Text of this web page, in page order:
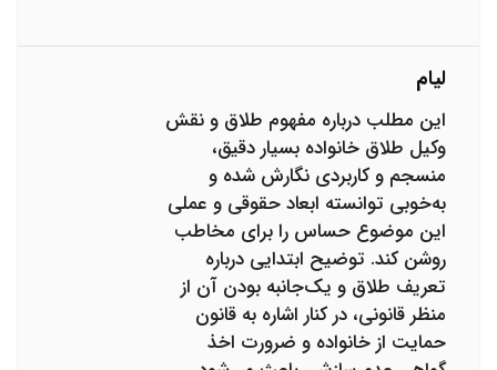
لیام
این مطلب درباره مفهوم طلاق و نقش
وکیل طلاق خانواده بسیار دقیق،
منسجم و کاربردی نگارش شده و
به‌خوبی توانسته ابعاد حقوقی و عملی
این موضوع حساس را برای مخاطب
روشن کند. توضیح ابتدایی درباره
تعریف طلاق و یک‌جانبه بودن آن از
منظر قانونی، در کنار اشاره به قانون
حمایت از خانواده و ضرورت اخذ